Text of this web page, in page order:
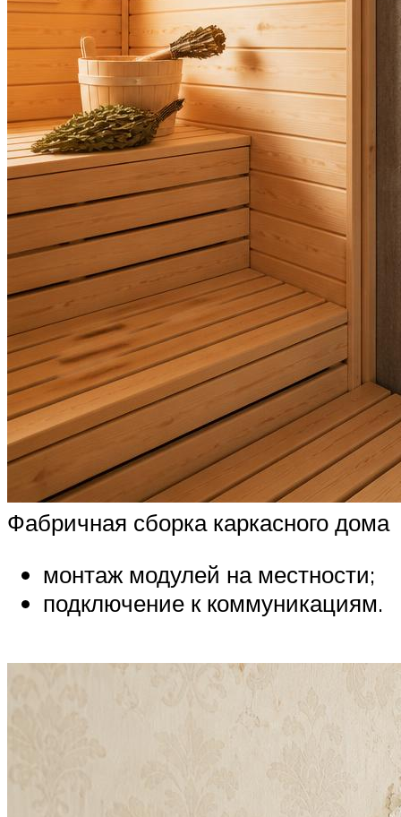
Фабричная сборка каркасного дома
монтаж модулей на местности;
подключение к коммуникациям.